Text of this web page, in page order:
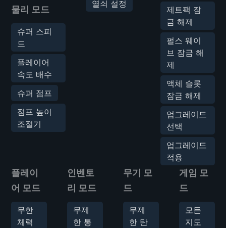
물리 모드
슈퍼 스피
드
플레이어
속도 배수
슈퍼 점프
점프 높이
조절기
열쇠 설정
제트팩 잠
금 해제
펄스 웨이
브 잠금 해
제
액체 슬롯
잠금 해제
업그레이드
선택
업그레이드
적용
플레이
어 모드
무한
체력
인벤토
리 모드
무제
한 통
무기 모
드
무제
한 탄
게임 모
드
모든
지도